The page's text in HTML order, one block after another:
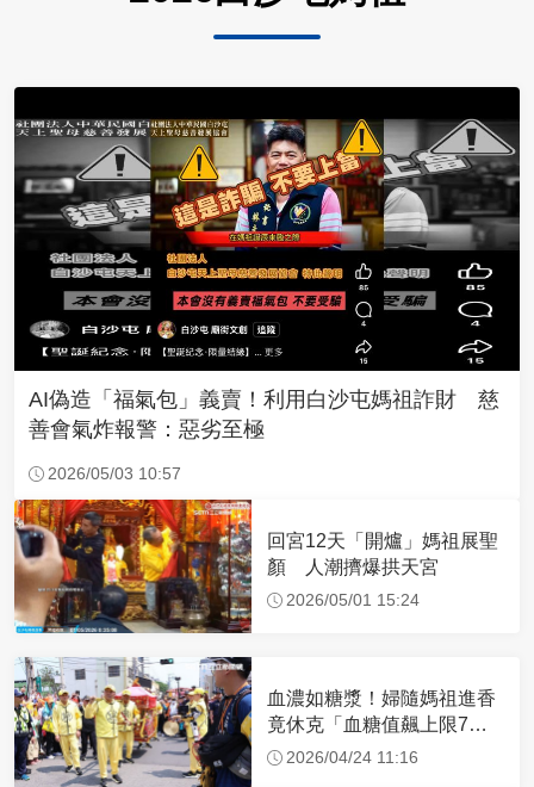
AI偽造「福氣包」義賣！利用白沙屯媽祖詐財 慈
善會氣炸報警：惡劣至極
2026/05/03 10:57
回宮12天「開爐」媽祖展聖
顏 人潮擠爆拱天宮
2026/05/01 15:24
血濃如糖漿！婦隨媽祖進香
竟休克「血糖值飆上限7
倍」 醫曝原因
2026/04/24 11:16